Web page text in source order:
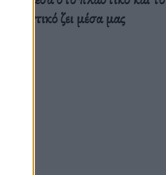
πλαστικό ζει μέσα μας